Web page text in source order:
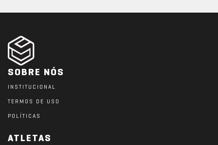
SOBRE NÓS
INSTITUCIONAL
TERMOS DE USO
POLÍTICAS
ATLETAS